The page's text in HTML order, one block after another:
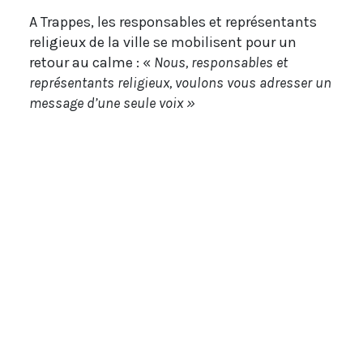
A Trappes, les responsables et représentants
religieux de la ville se mobilisent pour un
retour au calme : « Nous, responsables et
représentants religieux, voulons vous adresser un
message d’une seule voix »